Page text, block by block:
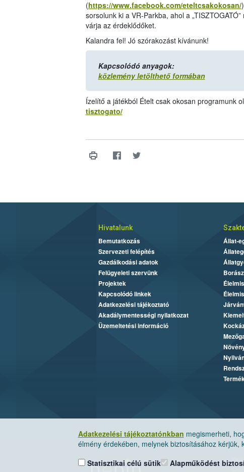
(https://www.facebook.com/eteltcsakokosan/
sorsolunk ki a VR-Parkba, ahol a
várja az érdeklődőket.
Kalandra fel! Jó szórakozást kívánunk!
Kapcsolódó anyagok:
közlemény letölthető formában
Ízelítő a játékból Ételt csak okosan programunk
tisztogato/
Adatkezelési tájékoztatónkban megismerheti,
élmény érdekében, melynek biztosításához kérjük,
Statisztikai célú sütik
Alapműködést
Hivatalunk
Bemutatkozás
Szervezeti felépítés
Gazdálkodási adatok
Felügyeleti szervünk
Projektek
Kapcsolódó linkek
Adatkezelési tájékoztató
Akadálymentességi nyilatkozat
Üzemeltetési információ
Állat-